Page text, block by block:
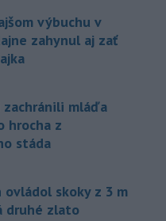
výbuchu v
zahynul aj zať
zachránili mláďa
hrocha z
stáda
ovládol skoky z 3 m
druhé zlato